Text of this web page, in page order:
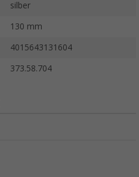
silber
130 mm
4015643131604
373.58.704